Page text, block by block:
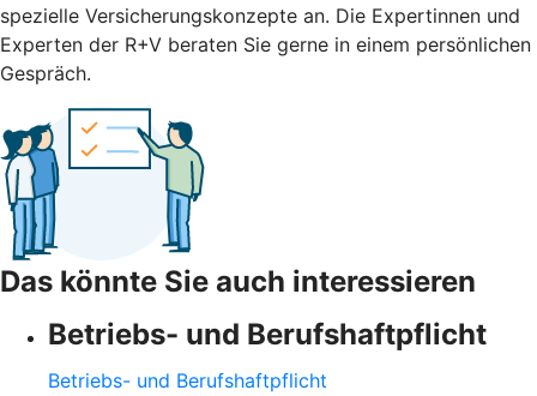
spezielle Versicherungskonzepte an. Die Expertinnen und
Experten der R+V beraten Sie gerne in einem persönlichen
Gespräch.
Das könnte Sie auch interessieren
Betriebs- und Berufshaftpflicht
Betriebs- und Berufshaftpflicht